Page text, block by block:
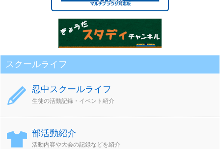
スクールライフ
忍中スクールライフ
生徒の活動記録・イベント紹介
部活動紹介
活動内容や大会の記録などを紹介